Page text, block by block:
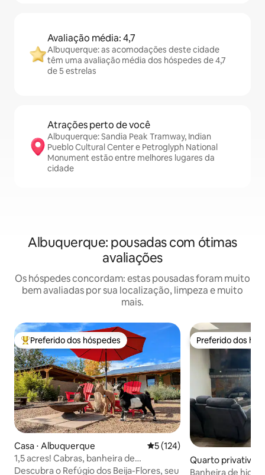
Avaliação média: 4,7
Albuquerque: as acomodações deste cidade
têm uma avaliação média dos hóspedes de 4,7
de 5 estrelas
Atrações perto de você
Albuquerque: Sandia Peak Tramway, Indian
Pueblo Cultural Center e Petroglyph National
Monument estão entre melhores lugares da
cidade
Albuquerque: pousadas com ótimas
avaliações
Os hóspedes concordam: estas pousadas foram muito
bem avaliadas por sua localização, limpeza e muito
mais.
Entre os melhores preferidos dos hóspedes
Preferido dos hóspedes
Casa ⋅ Albuquerque 5 de uma avaliação média de
5 (124)
1,5 acres! Cabras, banheira de
hidromassagem, ovos, antenas,
Descubra o Refúgio dos Beija-Flores, seu
Preferido dos
Preferido dos
Quarto privativo
que
Banheira de